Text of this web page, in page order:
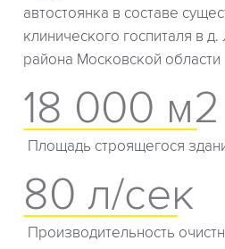
автостоянка в составе
клинического госпиталя в
района Московской области
18 000 м2
Площадь строящегося
80 л/сек
Производительность